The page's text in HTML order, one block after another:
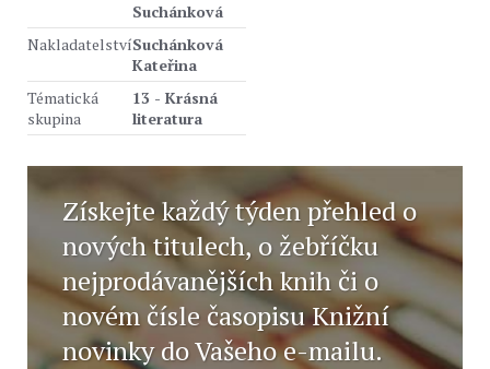
Suchánková
NakladatelstvíSuchánková
Kateřina
Tématická
skupina
13 - Krásná
literatura
Získejte každý týden přehled o
nových titulech, o žebříčku
nejprodávanějších knih či o
novém čísle časopisu Knižní
novinky do Vašeho e-mailu.